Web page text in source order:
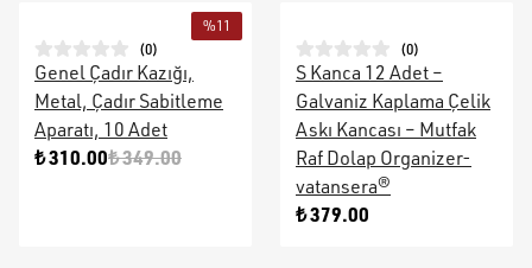
%11
(0)
Genel Çadır Kazığı,
Metal, Çadır Sabitleme
Aparatı, 10 Adet
₺ 310.00₺ 349.00
(0)
S Kanca 12 Adet –
Galvaniz Kaplama Çelik
Askı Kancası – Mutfak
Raf Dolap Organizer-
vatansera®
₺ 379.00